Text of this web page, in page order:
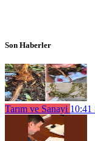
Son Haberler
Tarım ve Sanayi 10:41